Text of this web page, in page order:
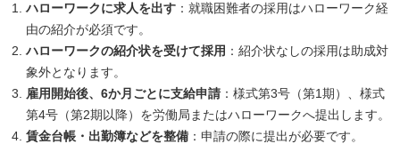
ハローワークに求人を出す ：就職困難者の採用はハローワーク経
由の紹介が必須です。
ハローワークの紹介状を受けて採用 ：紹介状なしの採用は助成対
象外となります。
雇用開始後、6か月ごとに支給申請 ：様式第3号（第1期）、様式
第4号（第2期以降）を労働局またはハローワークへ提出します。
賃金台帳・出勤簿などを整備 ：申請の際に提出が必要です。